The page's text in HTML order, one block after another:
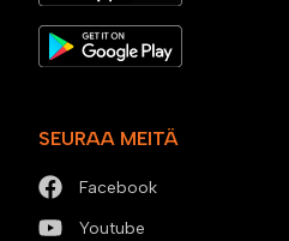
SEURAA MEITÄ
Facebook
Youtube